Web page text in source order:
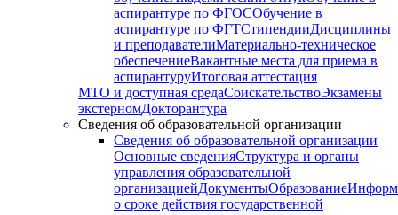
аспирантуре по ФГОСОбучение в
аспирантуре по ФГТСтипендииДисциплины
и преподавателиМатериально-техническое
обеспечениеВакантные места для приема в
аспирантуруИтоговая аттестация
МТО и доступная средаСоискательствоЭкзамены
экстерномДокторантура
Сведения об образовательной организации
Сведения об образовательной организации
Основные сведенияСтруктура и органы
управления образовательной
организациейДокументыОбразование
о сроке действия государственной